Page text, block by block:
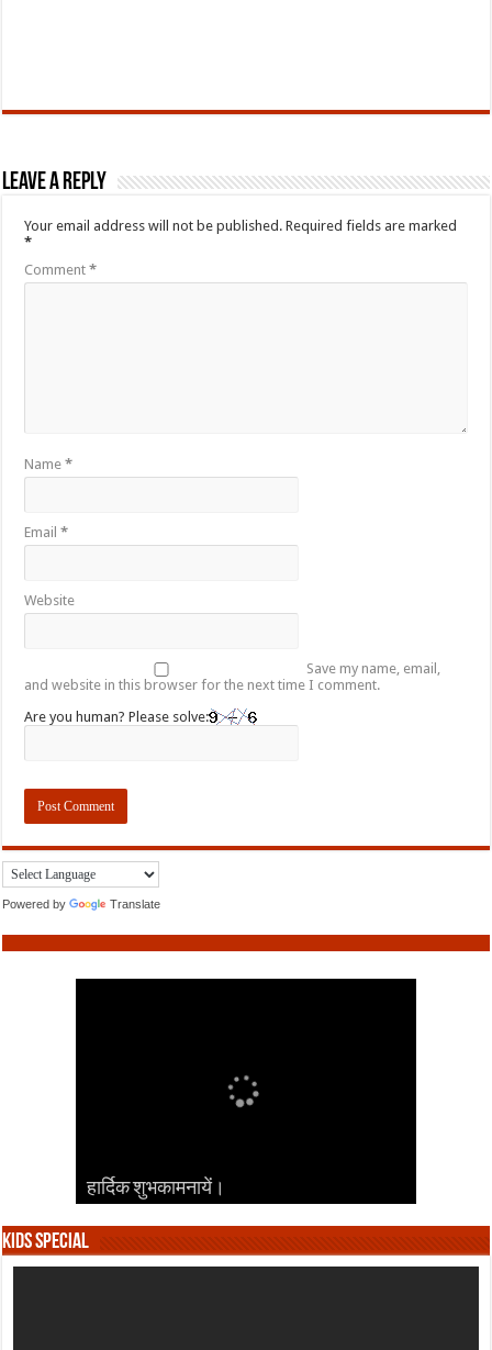
Leave a Reply
Your email address will not be published. Required fields are marked
*
Comment*
Name*
Email*
Website
Save my name, email,
and website in this browser for the next time I comment.
Are you human? Please solve:
Powered by Translate
हार्दिक शुभकामनायें।
हार्दिक शुभकामनायें।
हार्दिक शुभकामनायें।
हार्दिक शुभकामनायें।
हार्दिक शुभकामनायें।
Kids Special